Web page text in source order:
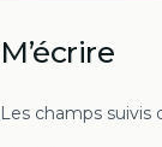
M’écrire
Les champs suivis